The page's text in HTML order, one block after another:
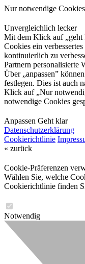
Nur notwendige Cookies
Unvergleichlich lecker
Mit dem Klick auf „geht
Cookies ein
kontinuierlich zu
Partnern personalisierte
Über „anpassen”
festlegen. Dies ist auch
Klick auf „Nur
notwendige Cookies
Anpassen Geht klar
Datenschutzerklärung
Cookierichtlinie
« zurück
Cookie-Präferenzen
Wählen Sie, welche
Cookierichtlinie finden
Notwendig